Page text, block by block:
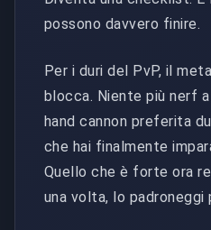
possono davvero finire.
Per i duri del PvP, il
blocca. Niente più nerf
hand cannon preferita
che hai finalmente
Quello che è forte ora
una volta, lo padroneggi